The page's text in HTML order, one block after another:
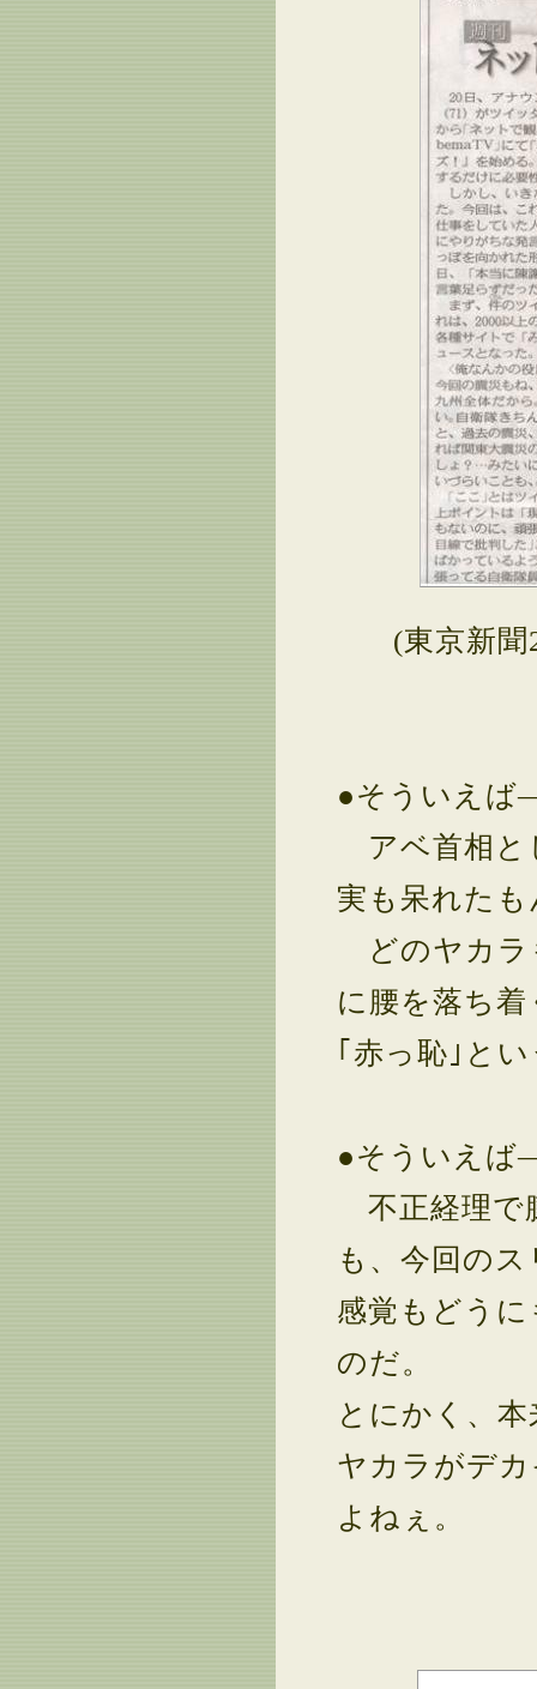
(東京新
●そういえ
アベ首相と
実も呆れた
どのヤカラ
に腰を落ち
｢赤っ恥｣と
●そういえ
不正経理で
も、今回の
感覚もどう
のだ。
とにかく、
ヤカラがデ
よねぇ。